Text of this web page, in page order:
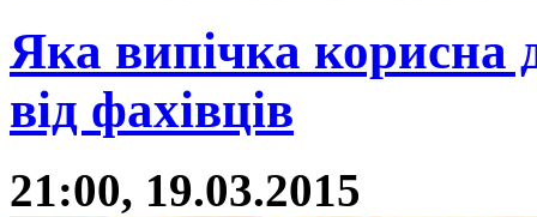
Яка випічка корисна
від фахівців
21:00, 19.03.2015